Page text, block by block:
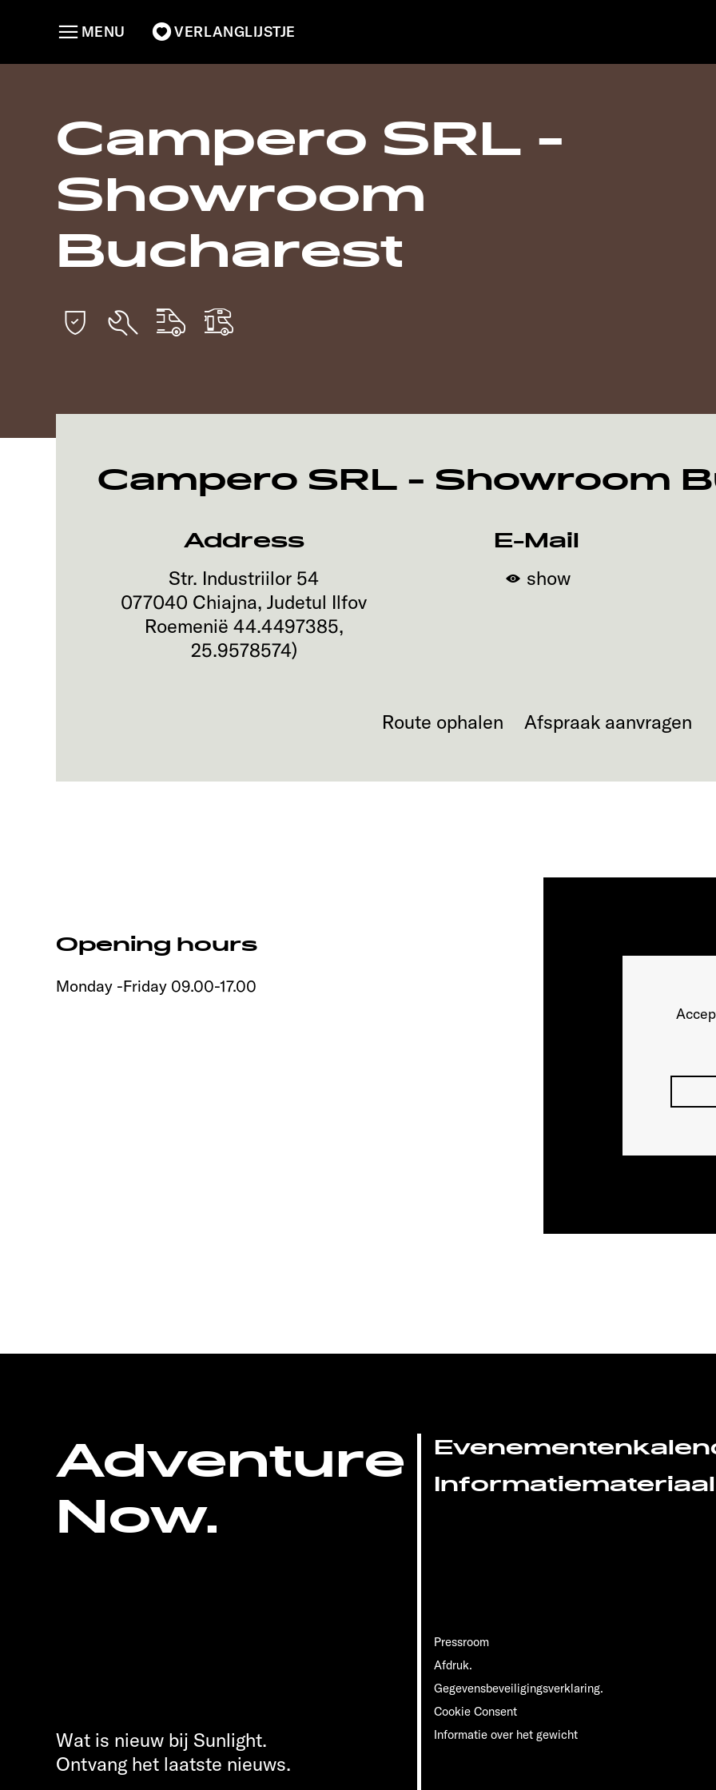
VERLANGLIJSTJE
MENU
Campero SRL -
Showroom
Bucharest
Campero SRL - Showroom
Address
Str. Industriilor 54
077040 Chiajna, Judetul Ilfov
Roemenië 44.4497385,
25.9578574)
E-Mail
show
Route ophalen Afspraak aanvragen
Opening hours
Monday -Friday 09.00-17.00
Adventure
Now.
Informatiemateriaal
Pressroom
Afdruk.
Gegevensbeveiligingsverklaring.
Cookie Consent
Informatie over het gewicht
Wat is nieuw bij Sunlight.
Ontvang het laatste nieuws.